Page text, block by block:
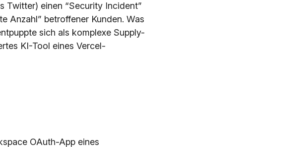
Twitter) einen “Security Incident”
Anzahl” betroffener Kunden. Was
sich als komplexe Supply-
KI-Tool eines Vercel-
OAuth-App eines